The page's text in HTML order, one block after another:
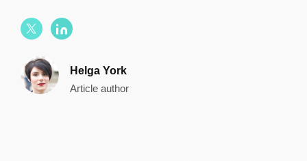
Helga York
Article author